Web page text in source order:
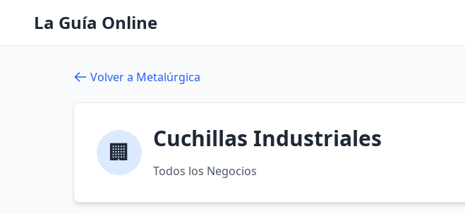
La Guía Online
Volver a Metalúrgica
🏢 Cuchillas Industriales
Todos los Negocios